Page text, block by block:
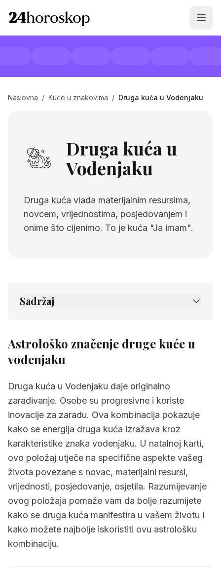
Naslovna / Kuće u znakovima / Druga kuća u Vodenjaku
Druga kuća u
Vodenjaku
Druga kuća vlada materijalnim resursima,
novcem, vrijednostima, posjedovanjem i
onime što cijenimo. To je kuća "Ja imam".
Sadržaj
2. Povezane stranice
Astrološko značenje druge kuće u
vodenjaku
Druga kuća u Vodenjaku daje originalno
zarađivanje. Osobe su progresivne i koriste
inovacije za zaradu. Ova kombinacija pokazuje
kako se energija druga kuća izražava kroz
karakteristike znaka vodenjaku. U natalnoj karti,
ovo položaj utječe na specifične aspekte vašeg
života povezane s novac, materijalni resursi,
vrijednosti, posjedovanje, osjetila. Razumijevanje
ovog položaja pomaže vam da bolje razumijete
kako se druga kuća manifestira u vašem životu i
kako možete najbolje iskoristiti ovu astrološku
kombinaciju.